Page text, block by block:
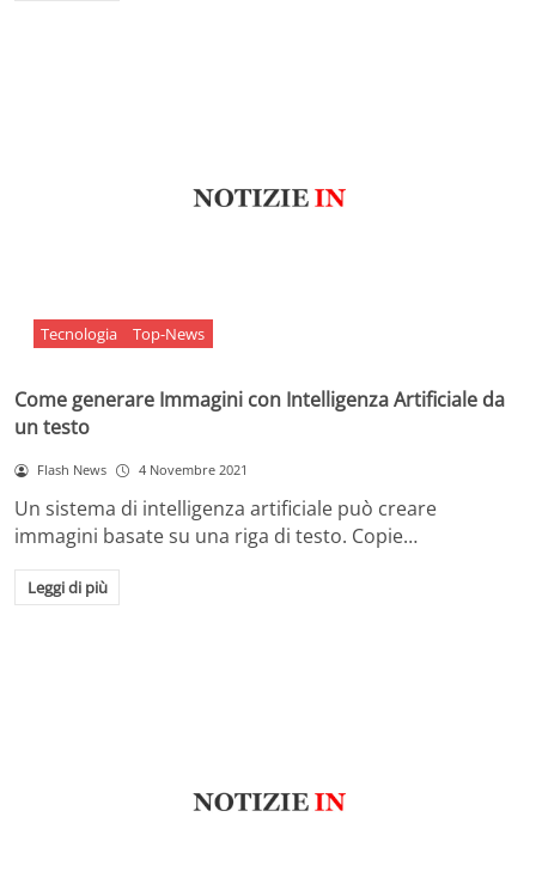
Tecnologia Top-News
Come generare Immagini con Intelligenza Artificiale da
un testo
Flash News 4 Novembre 2021
Un sistema di intelligenza artificiale può creare
immagini basate su una riga di testo. Copie…
Leggi di più